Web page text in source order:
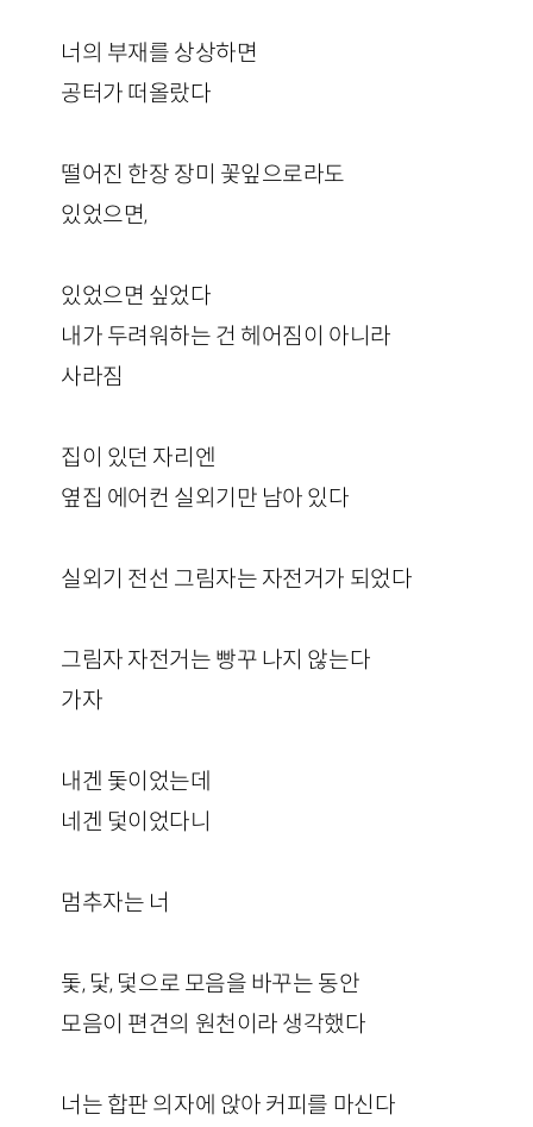
너의 부재를 상상하면
공터가 떠올랐다
떨어진 한장 장미 꽃잎으로라도
있었으면,
있었으면 싶었다
내가 두려워하는 건 헤어짐이 아니라
사라짐
집이 있던 자리엔
옆집 에어컨 실외기만 남아 있다
실외기 전선 그림자는 자전거가 되었다
그림자 자전거는 빵꾸 나지 않는다
가자
내겐 돛이었는데
네겐 덫이었다니
멈추자는 너
돛, 닻, 덫으로 모음을 바꾸는 동안
모음이 편견의 원천이라 생각했다
너는 합판 의자에 앉아 커피를 마신다